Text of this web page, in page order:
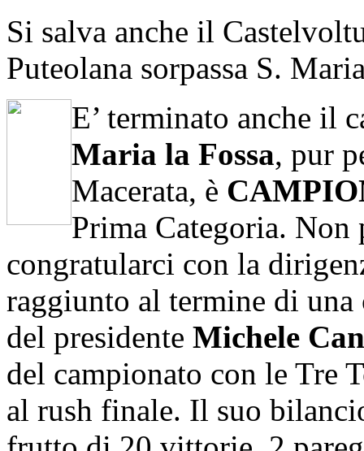
Si salva anche il
Puteolana sorpassa S.
E’ terminato anche il
Maria la Fossa, pur
Macerata, è
Prima Categoria. Non
congratularci con la
raggiunto al termine di una
del presidente Michele
del campionato con le Tre
al rush finale. Il suo